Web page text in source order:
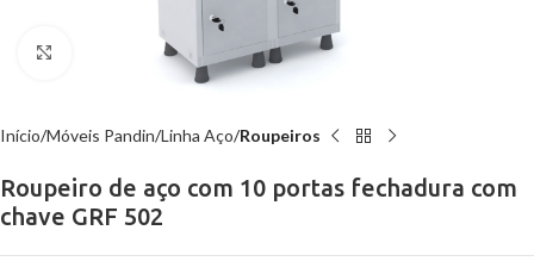
Clique para ampliar
Início Móveis Pandin Linha Aço Roupeiros
Roupeiro de aço com 10 portas fechadura com
chave GRF 502